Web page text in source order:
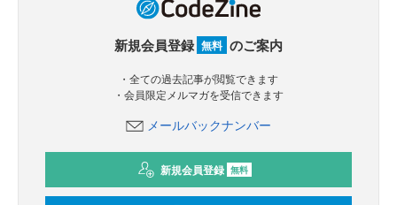
新規会員登録 無料 のご案内
・全ての過去記事が閲覧できます
・会員限定メルマガを受信できます
メールバックナンバー
新規会員登録 無料